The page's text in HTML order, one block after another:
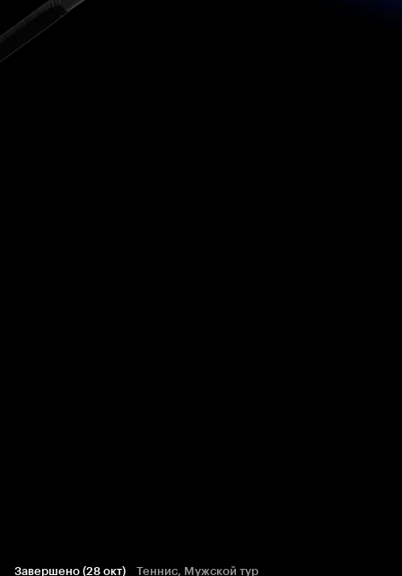
Завершено (28 окт) Теннис, Мужской тур